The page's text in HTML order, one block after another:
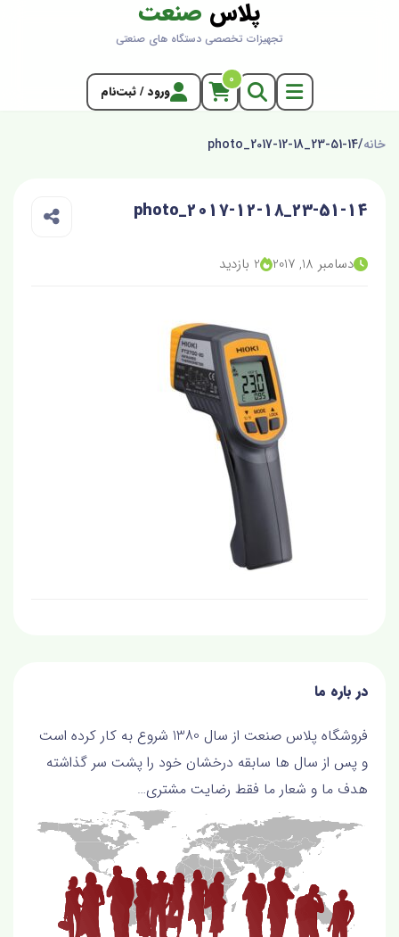
پلاس صنعت
تجهیزات تخصصی دستگاه های صنعتی
0
ورود / ثبت‌نام
خانه/
photo_2017-12-18_23-51-14
photo_2017-12-18_23-51-14
دسامبر 18, 2017 2 بازدید
در باره ما
فروشگاه پلاس صنعت از سال 1380 شروع به کار کرده است
و پس از سال ها سابقه درخشان خود را پشت سر گذاشته
هدف ما و شعار ما فقط رضايت مشتري…